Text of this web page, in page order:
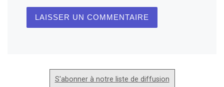
S'abonner à notre liste de diffusion